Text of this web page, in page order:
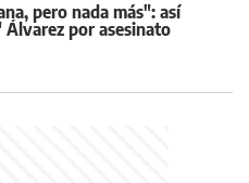
pero nada más": así
por asesinato